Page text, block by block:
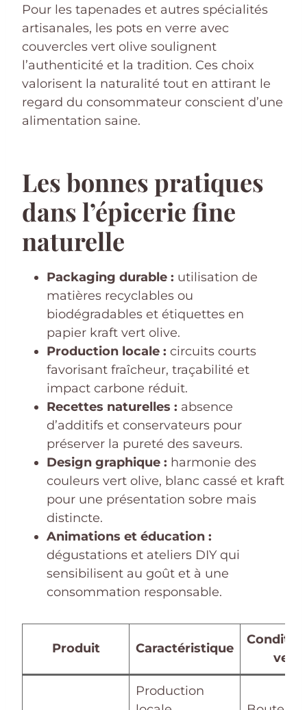
Pour les tapenades et autres spécialités
artisanales, les pots en verre avec
couvercles vert olive soulignent
l’authenticité et la tradition. Ces choix
valorisent la naturalité tout en attirant le
regard du consommateur conscient d’une
alimentation saine.
Les bonnes pratiques
dans l’épicerie fine
naturelle
Packaging durable : utilisation de
matières recyclables ou
biodégradables et étiquettes en
papier kraft vert olive.
Production locale : circuits courts
favorisant fraîcheur, traçabilité et
impact carbone réduit.
Recettes naturelles : absence
d’additifs et conservateurs pour
préserver la pureté des saveurs.
Design graphique : harmonie des
couleurs vert olive, blanc cassé et kraft
pour une présentation sobre mais
distincte.
Animations et éducation :
dégustations et ateliers DIY qui
sensibilisent au goût et à une
consommation responsable.
Produit Caractéristique
vert
Production